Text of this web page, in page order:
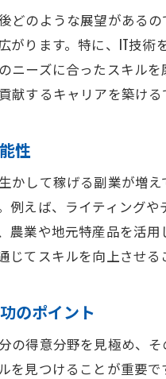
千葉県東金市
ライフス
理想の生活
ストレスフ
千葉県東金市
履歴書と
競争力を高
ポートフ
どのような展望がある
がります。特に、IT技
ニーズに合ったスキル
するキャリアを築ける
性
かして稼げる副業が増
例えば、ライティング
農業や地元特産品を活
じてスキルを向上させ
のポイント
の得意分野を見極め、
を見つけることが重要